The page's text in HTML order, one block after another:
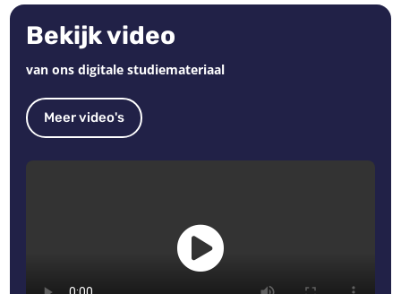
Bekijk video
van ons digitale studiemateriaal
Meer video's